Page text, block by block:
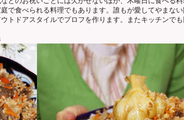
で食べられる料理でもあります。誰もが愛してやまな
トドアスタイルでプロフを作ります。またキッチンで